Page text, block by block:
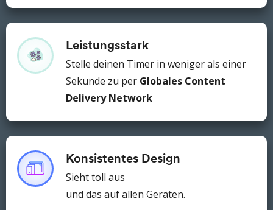
Leistungsstark
Stelle deinen Timer in weniger als einer
Sekunde zu per Globales Content
Delivery Network
Konsistentes Design
Sieht toll aus
und das auf allen Geräten.